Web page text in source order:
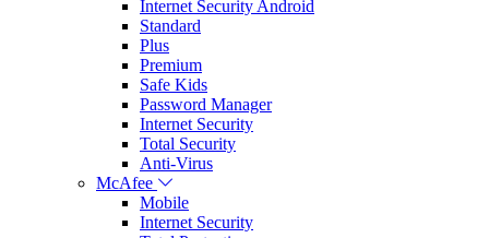
Internet Security Android
Standard
Plus
Premium
Safe Kids
Password Manager
Internet Security
Total Security
Anti-Virus
McAfee
Mobile
Internet Security